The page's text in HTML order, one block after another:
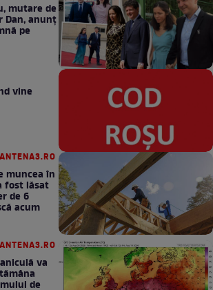
Dan, anunţ
pe
vine
muncea în
fost lăsat
de 6
acum
va
de